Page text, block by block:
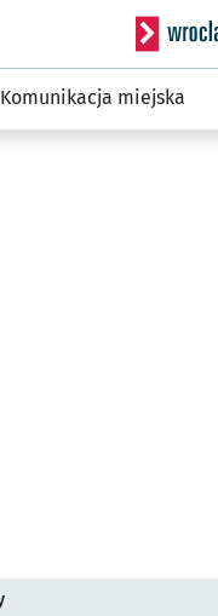
Serwis
Komunikacja miejska